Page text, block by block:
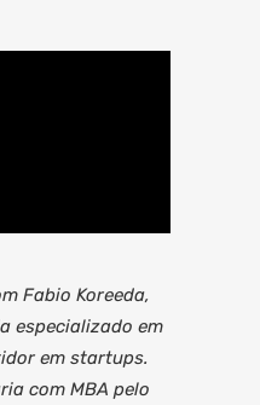
Fabio Koreeda,
especializado em
em startups.
com MBA pelo